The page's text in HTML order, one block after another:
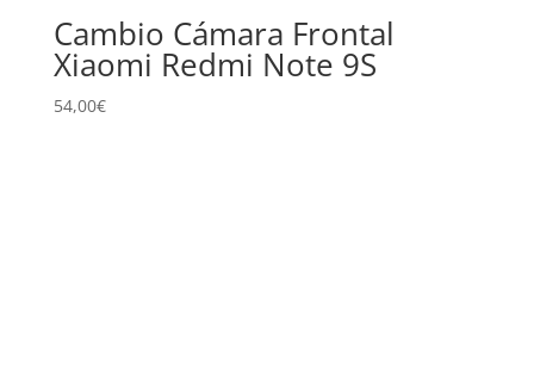
Cambio Cámara Frontal
Xiaomi Redmi Note 9S
54,00€